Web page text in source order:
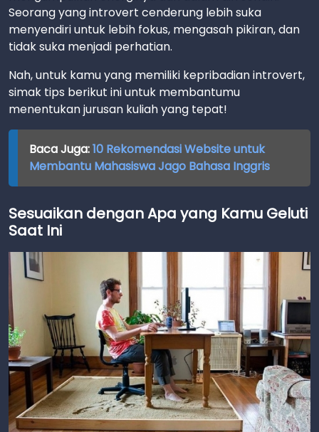
Seorang yang introvert cenderung lebih suka
menyendiri untuk lebih fokus, mengasah pikiran, dan
tidak suka menjadi perhatian.
Nah, untuk kamu yang memiliki kepribadian introvert,
simak tips berikut ini untuk membantumu
menentukan jurusan kuliah yang tepat!
Baca Juga:10 Rekomendasi Website untuk
Membantu Mahasiswa Jago Bahasa Inggris
Sesuaikan dengan Apa yang Kamu Geluti
Saat Ini